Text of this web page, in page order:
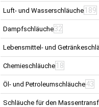
Luft- und Wasserschläuche 189
Dampfschläuche32
Lebensmittel- und
Chemieschläuche 18
Öl- und Petroleumschläuche43
Schläuche für den